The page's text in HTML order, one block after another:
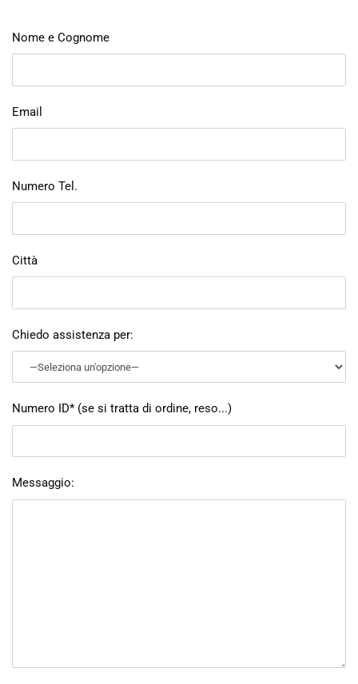
Nome e Cognome
Email
Numero Tel.
Città
Chiedo assistenza per:
Numero ID* (se si tratta di ordine, reso...)
Messaggio: